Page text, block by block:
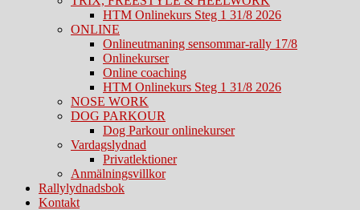
HTM Onlinekurs Steg 1 31/8 2026
ONLINE
Onlineutmaning sensommar-rally 17/8
Onlinekurser
Online coaching
HTM Onlinekurs Steg 1 31/8 2026
NOSE WORK
DOG PARKOUR
Dog Parkour onlinekurser
Vardagslydnad
Privatlektioner
Anmälningsvillkor
Rallylydnadsbok
Kontakt